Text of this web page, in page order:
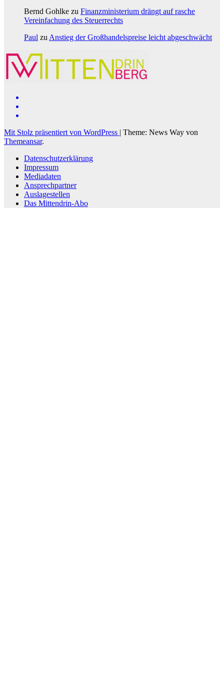
Bernd Gohlke zu Finanzministerium drängt auf rasche
Vereinfachung des Steuerrechts
Paul zu Anstieg der Großhandelspreise leicht abgeschwächt
Mit Stolz präsentiert von WordPress | Theme: News Way von
Themeansar.
Datenschutzerklärung
Impressum
Mediadaten
Ansprechpartner
Auslagestellen
Das Mittendrin-Abo